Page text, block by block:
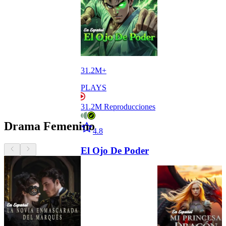
31.2M+
PLAYS
31.2M Reproducciones
Star icon
4.8
El Ojo De Poder
Drama Femenino
Chevron Left icon
previous button
Chevron Right icon